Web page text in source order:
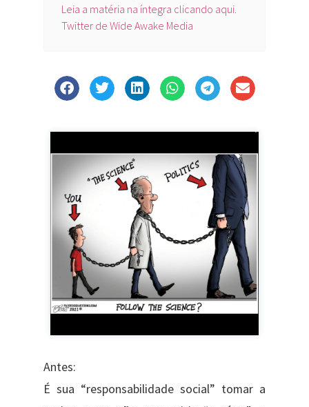
Leia a matéria na íntegra clicando aqui.
Twitter de Wide Awake Media
Antes:
É sua “responsabilidade social” tomar a